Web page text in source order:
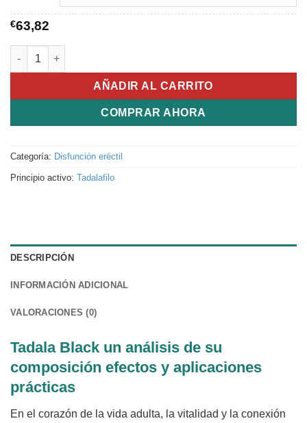
€63,82
Tadala Black cantidad
AÑADIR AL CARRITO
COMPRAR AHORA
Categoría: Disfunción eréctil
Principio activo: Tadalafilo
DESCRIPCIÓN
INFORMACIÓN ADICIONAL
VALORACIONES (0)
Tadala Black un análisis de su
composición efectos y aplicaciones
prácticas
En el corazón de la vida adulta, la vitalidad y la conexión